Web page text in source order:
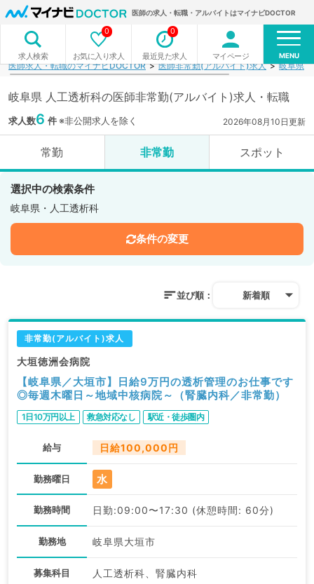
医師の求人・転職・アルバイトはマイナビDOCTOR
求人検索 お気に入り求人
0
最近見た求人
0
マイページ MENU
医師求人・転職のマイナビDOCTOR 医師非常勤(アルバイト)求人 岐阜県
岐阜県 人工透析科の医師非常勤(アルバイト)求人・転職
求人数6 件※非公開求人を除く 2026年08月10日更新
常勤 非常勤 スポット
選択中の検索条件
岐阜県・人工透析科
条件の変更
並び順： 新着順
非常勤(アルバイト)求人
大垣徳洲会病院
【岐阜県／大垣市】日給9万円の透析管理のお仕事です
◎毎週木曜日～地域中核病院～（腎臓内科／非常勤）
1日10万円以上 救急対応なし 駅近・徒歩圏内
給与 日給100,000円
勤務曜日 水
勤務時間 日勤:09:00〜17:30 (休憩時間: 60分)
勤務地 岐阜県大垣市
募集科目 人工透析科、腎臓内科